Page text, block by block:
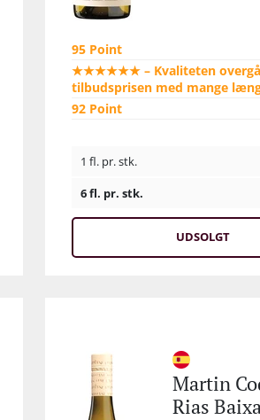
95 Point
★★★★★★ – Kvaliteten
tilbudsprisen med mange
92 Point
1 fl. pr. stk.
6 fl. pr. stk.
UDSOLGT
Martin
Rias